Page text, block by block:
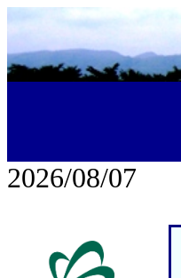
2026/08/07